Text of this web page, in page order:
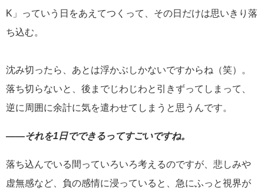
K」っていう日をあえてつくって、その日だけは思いきり落
ち込む。
沈み切ったら、あとは浮かぶしかないですからね（笑）。
落ち切らないと、後までじわじわと引きずってしまって、
逆に周囲に余計に気を遣わせてしまうと思うんです。
――それを1日でできるってすごいですね。
落ち込んでいる間っていろいろ考えるのですが、悲しみや
虚無感など、負の感情に浸っていると、急にふっと視界が